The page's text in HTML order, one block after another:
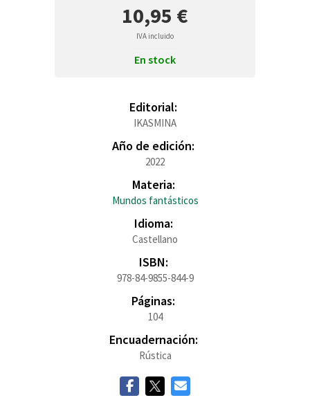
10,95 €
IVA incluido
En stock
Editorial:
IKASMINA
Año de edición:
2022
Materia:
Mundos fantásticos
Idioma:
Castellano
ISBN:
978-84-9855-844-9
Páginas:
104
Encuadernación:
Rústica